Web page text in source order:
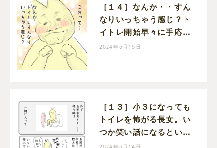
［１４］なんか・・すん
なりいっちゃう感じ？ト
イトレ開始早々に手応え
アリでにんまり。お年頃
2024年5月15日
［１３］小３になっても
トイレを怖がる長女。い
つか笑い話になるといい
な・・。お年頃次女のト
2024年5月14日